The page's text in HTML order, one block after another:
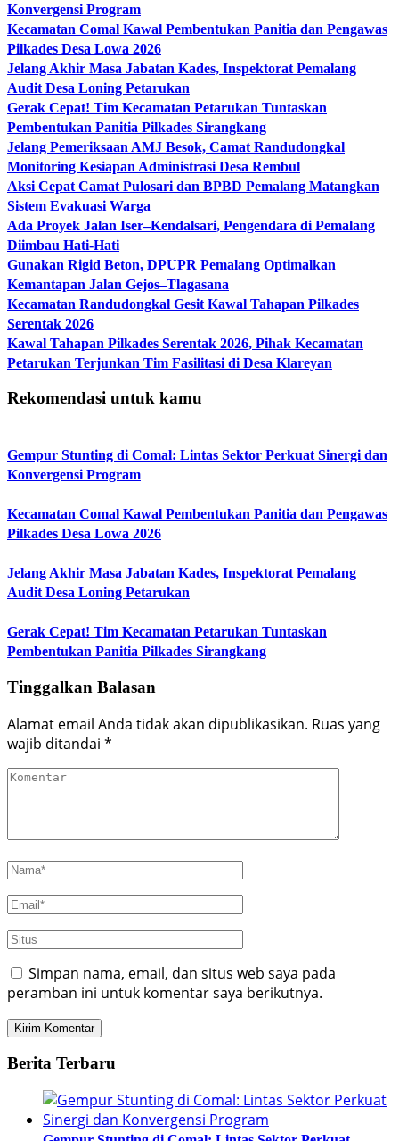
Konvergensi Program
Kecamatan Comal Kawal Pembentukan Panitia dan Pengawas
Pilkades Desa Lowa 2026
Jelang Akhir Masa Jabatan Kades, Inspektorat Pemalang
Audit Desa Loning Petarukan
Gerak Cepat! Tim Kecamatan Petarukan Tuntaskan
Pembentukan Panitia Pilkades Sirangkang
Jelang Pemeriksaan AMJ Besok, Camat Randudongkal
Monitoring Kesiapan Administrasi Desa Rembul
Aksi Cepat Camat Pulosari dan BPBD Pemalang Matangkan
Sistem Evakuasi Warga
Ada Proyek Jalan Iser–Kendalsari, Pengendara di Pemalang
Diimbau Hati-Hati
Gunakan Rigid Beton, DPUPR Pemalang Optimalkan
Kemantapan Jalan Gejos–Tlagasana
Kecamatan Randudongkal Gesit Kawal Tahapan Pilkades
Serentak 2026
Kawal Tahapan Pilkades Serentak 2026, Pihak Kecamatan
Petarukan Terjunkan Tim Fasilitasi di Desa Klareyan
Rekomendasi untuk kamu
Gempur Stunting di Comal: Lintas Sektor Perkuat Sinergi dan
Konvergensi Program
Kecamatan Comal Kawal Pembentukan Panitia dan Pengawas
Pilkades Desa Lowa 2026
Jelang Akhir Masa Jabatan Kades, Inspektorat Pemalang
Audit Desa Loning Petarukan
Gerak Cepat! Tim Kecamatan Petarukan Tuntaskan
Pembentukan Panitia Pilkades Sirangkang
Tinggalkan Balasan
Alamat email Anda tidak akan dipublikasikan. Ruas yang
wajib ditandai *
Simpan nama, email, dan situs web saya pada
peramban ini untuk komentar saya berikutnya.
Berita Terbaru